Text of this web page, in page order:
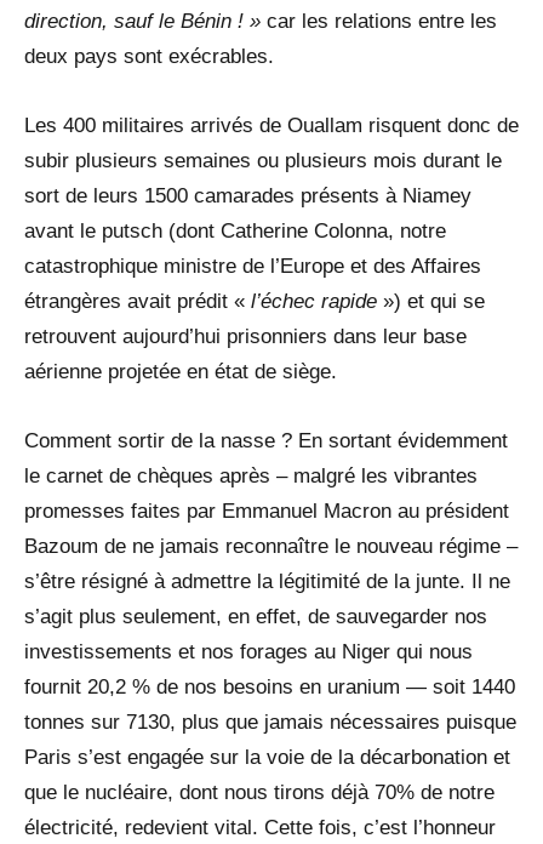
direction, sauf le Bénin ! » car les relations entre les
deux pays sont exécrables.
Les 400 militaires arrivés de Ouallam risquent donc de
subir plusieurs semaines ou plusieurs mois durant le
sort de leurs 1500 camarades présents à Niamey
avant le putsch (dont Catherine Colonna, notre
catastrophique ministre de l’Europe et des Affaires
étrangères avait prédit « l’échec rapide ») et qui se
retrouvent aujourd’hui prisonniers dans leur base
aérienne projetée en état de siège.
Comment sortir de la nasse ? En sortant évidemment
le carnet de chèques après – malgré les vibrantes
promesses faites par Emmanuel Macron au président
Bazoum de ne jamais reconnaître le nouveau régime –
s’être résigné à admettre la légitimité de la junte. Il ne
s’agit plus seulement, en effet, de sauvegarder nos
investissements et nos forages au Niger qui nous
fournit 20,2 % de nos besoins en uranium — soit 1440
tonnes sur 7130, plus que jamais nécessaires puisque
Paris s’est engagée sur la voie de la décarbonation et
que le nucléaire, dont nous tirons déjà 70% de notre
électricité, redevient vital. Cette fois, c’est l’honneur